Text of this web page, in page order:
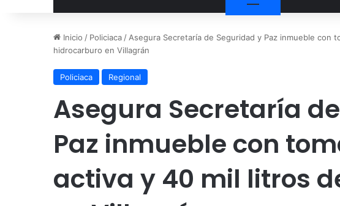
Inicio / Policiaca/Asegura Secretaría de Seguridad y Paz inmueble con
hidrocarburo en Villagrán
Policiaca Regional
Asegura Secretaría
Paz inmueble con
activa y 40 mil litros